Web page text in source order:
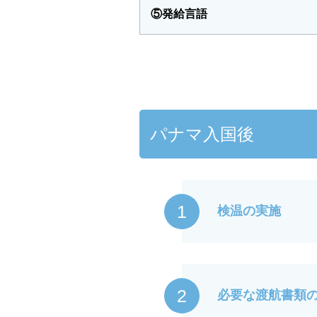
⑤発給言語
パナマ入国後
1 検温の実施
2 必要な渡航書類